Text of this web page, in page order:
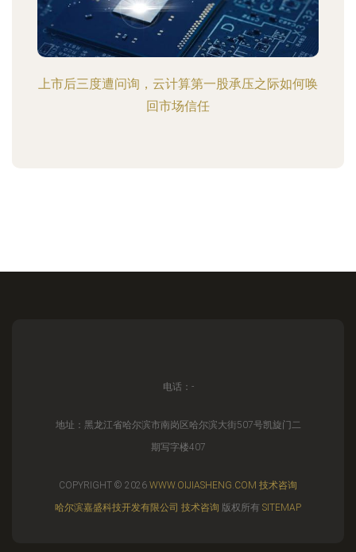
上市后三度遭问询，云计算第一股承压之际如何唤
回市场信任
电话：-
地址：黑龙江省哈尔滨市南岗区哈尔滨大街507号凯旋门二
期写字楼407
COPYRIGHT © 2026 WWW.OIJIASHENG.COM 技术咨询
哈尔滨嘉盛科技开发有限公司 技术咨询 版权所有 SITEMAP